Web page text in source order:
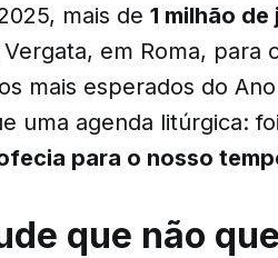
mais de 1 milhão
em Roma,
mais esperados do
uma agenda litúrgica:
para o nosso
que não